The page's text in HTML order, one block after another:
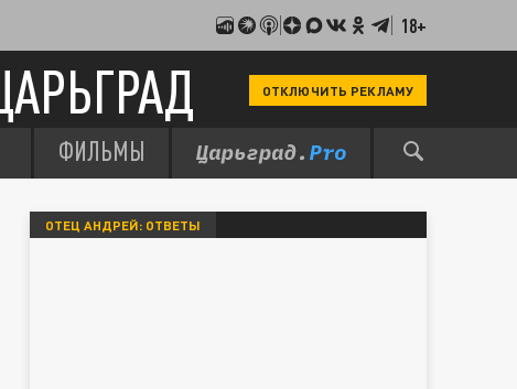
18+
ОТКЛЮЧИТЬ РЕКЛАМУ
ФИЛЬМЫ
ОТЕЦ АНДРЕЙ: ОТВЕТЫ